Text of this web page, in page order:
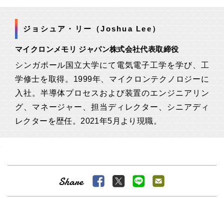
ジョシュア・リー（Joshua Lee）
マイクロンメモリ ジャパン株式会社代表取締役
シンガポール国立大学にて電気電子工学を学び、工
学修士を取得。1999年、マイクロンテクノロジーに
入社。半導体プロセスおよび装置のエンジニアリン
グ、マネージャー、担当ディレクター、シニアディ
レクターを歴任。2021年5月より現職。